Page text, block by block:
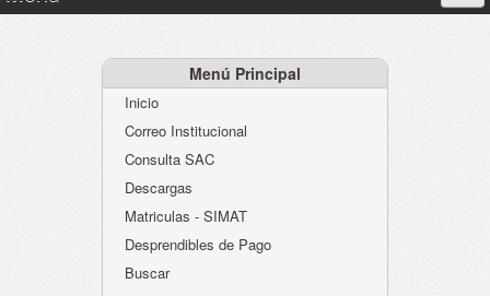
Atención al Ciudadano
Instituciones Educativas
Despacho Secretaría
Evaluación desempeño
Menú Principal
Inicio
Correo Institucional
Consulta SAC
Descargas
Matriculas - SIMAT
Desprendibles de Pago
Buscar